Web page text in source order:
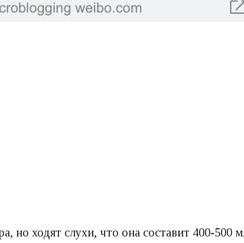
но ходят слухи, что она составит 400-500